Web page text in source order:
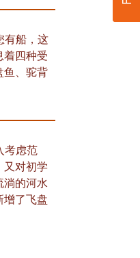
有船，这
着四种受
鱼、驼背
考虑范
又对初学
淌的河水
增了飞盘